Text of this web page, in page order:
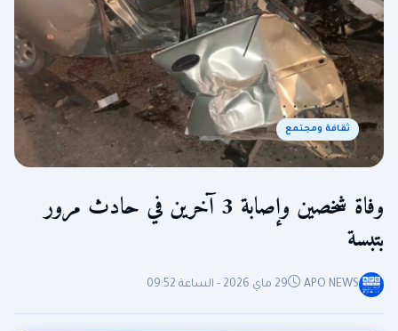
اقتصاد رياضة
ثقافة ومجتمع
وفاة شخصين وإصابة 3 آخرين في حادث مرور
بتبسة
APO NEWS 29 ماي 2026 - الساعة 09:52